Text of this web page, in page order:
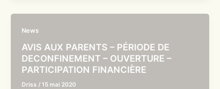
News
AVIS AUX PARENTS – PÉRIODE DE
DECONFINEMENT – OUVERTURE –
PARTICIPATION FINANCIÈRE
Driss /15 mai 2020